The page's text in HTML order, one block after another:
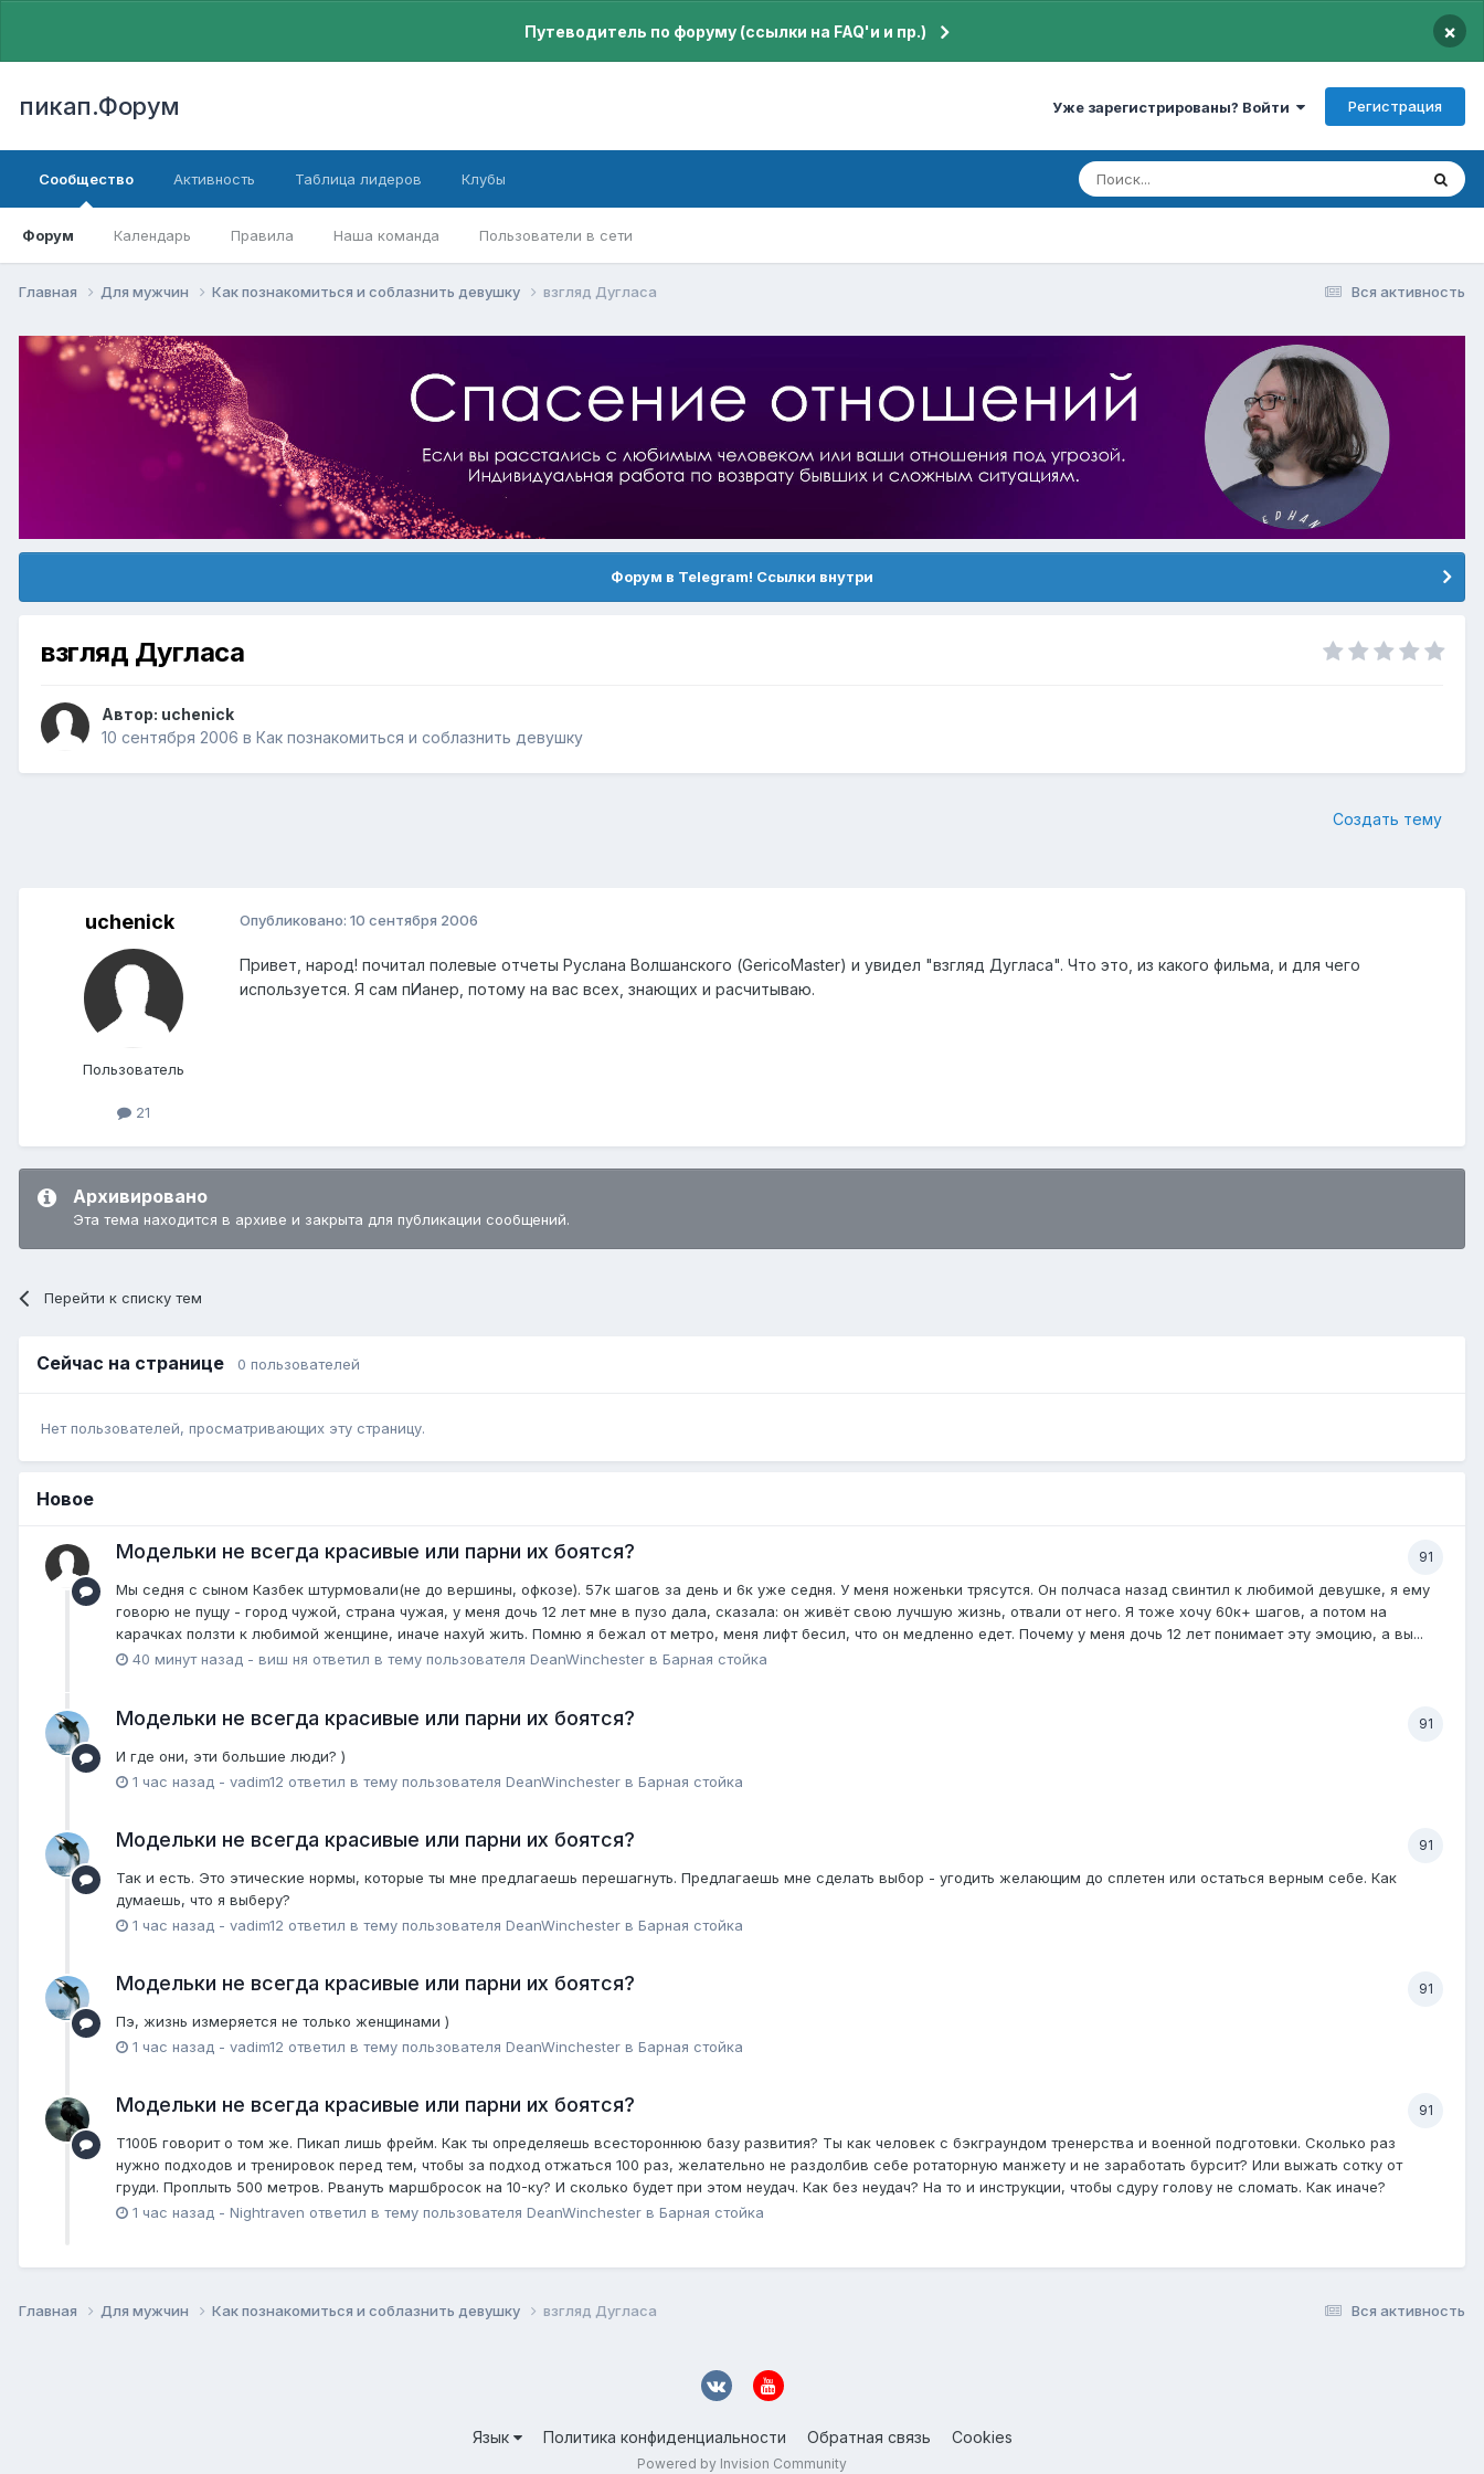
Путеводитель по форуму (ссылки на FAQ'и и пр.) ×
пикап.Форум Уже зарегистрированы? Войти Регистрация
Сообщество
Форум Календарь Правила Наша команда Пользователи в сети
Активность Таблица лидеров Клубы
Вся активность
Главная Для мужчин Как познакомиться и соблазнить девушку взгляд Дугласа
Форум в Telegram! Ссылки внутри
взгляд Дугласа
Автор: uchenick
10 сентября 2006 в Как познакомиться и соблазнить девушку
Создать тему
uchenick
Пользователь
21
Опубликовано: 10 сентября 2006
Привет, народ! почитал полевые отчеты Руслана Волшанского (GericoMaster) и увидел "взгляд Дугласа". Что это, из какого фильма, и для чего
используется. Я сам пИанер, потому на вас всех, знающих и расчитываю.
Архивировано
Эта тема находится в архиве и закрыта для публикации сообщений.
Перейти к списку тем
Сейчас на странице 0 пользователей
Нет пользователей, просматривающих эту страницу.
Новое
91
Модельки не всегда красивые или парни их боятся?
Мы седня с сыном Казбек штурмовали(не до вершины, офкозе). 57к шагов за день и 6к уже седня. У меня ноженьки трясутся. Он полчаса назад свинтил к любимой девушке, я ему
говорю не пущу - город чужой, страна чужая, у меня дочь 12 лет мне в пузо дала, сказала: он живёт свою лучшую жизнь, отвали от него. Я тоже хочу 60к+ шагов, а потом на
карачках ползти к любимой женщине, иначе нахуй жить. Помню я бежал от метро, меня лифт бесил, что он медленно едет. Почему у меня дочь 12 лет понимает эту эмоцию, а вы...
40 минут назад - виш ня ответил в тему пользователя DeanWinchester в Барная стойка
91
Модельки не всегда красивые или парни их боятся?
И где они, эти большие люди? )
1 час назад - vadim12 ответил в тему пользователя DeanWinchester в Барная стойка
91
Модельки не всегда красивые или парни их боятся?
Так и есть. Это этические нормы, которые ты мне предлагаешь перешагнуть. Предлагаешь мне сделать выбор - угодить желающим до сплетен или остаться верным себе. Как
думаешь, что я выберу?
1 час назад - vadim12 ответил в тему пользователя DeanWinchester в Барная стойка
91
Модельки не всегда красивые или парни их боятся?
Пэ, жизнь измеряется не только женщинами )
1 час назад - vadim12 ответил в тему пользователя DeanWinchester в Барная стойка
91
Модельки не всегда красивые или парни их боятся?
Т100Б говорит о том же. Пикап лишь фрейм. Как ты определяешь всестороннюю базу развития? Ты как человек с бэкграундом тренерства и военной подготовки. Сколько раз
нужно подходов и тренировок перед тем, чтобы за подход отжаться 100 раз, желательно не раздолбив себе ротаторную манжету и не заработать бурсит? Или выжать сотку от
груди. Проплыть 500 метров. Рвануть маршбросок на 10-ку? И сколько будет при этом неудач. Как без неудач? На то и инструкции, чтобы сдуру голову не сломать. Как иначе?
1 час назад - Nightraven ответил в тему пользователя DeanWinchester в Барная стойка
Вся активность
Главная Для мужчин Как познакомиться и соблазнить девушку взгляд Дугласа
Язык Политика конфиденциальности Обратная связь Cookies
Powered by Invision Community